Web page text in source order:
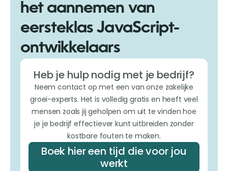
het aannemen van
eersteklas JavaScript-
ontwikkelaars
Heb je hulp nodig met je bedrijf?
Neem contact op met een van onze zakelijke
groei-experts. Het is volledig gratis en heeft veel
mensen zoals jij geholpen om uit te vinden hoe
je je bedrijf effectiever kunt uitbreiden zonder
kostbare fouten te maken.
Boek hier een tijd die voor jou
werkt